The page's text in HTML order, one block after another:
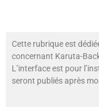
Cette rubrique est
concernant Karuta-
L’interface est pour
seront publiés après